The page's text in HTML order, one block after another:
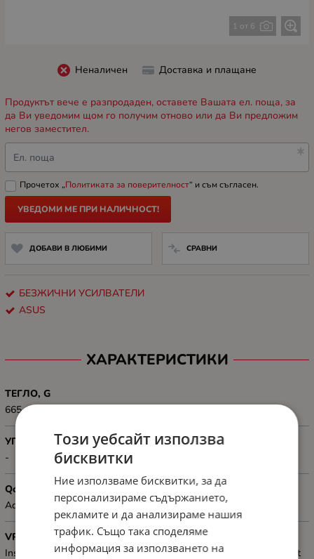
1 от 6
Неналичен Доставка и плащане
Продуктът вече е разпродаден, оставете Вашата ел. поща, за
да Ви уведомим щом го получим отново или да Ви предложим
негов заместител.
Ел. поща
Прочетох „Политиката за поверителност“ и съм съгласен.
УВЕДОМИ МЕ ПРИ НАЛИЧНОСТ!
ДОБАВИ В ЛЮБИМИ СРАВНИ
БЕЗЖИЧНИ УСИЛВАТЕЛИ
ASUS
ХАРАКТЕРИСТИКИ
ТЕГЛО, G
665 g
УПРАВЛЕНИЕ
-
QoS
Adaptive QoS, Traditional QoS
VPN (БРОЙ МРЕЖИ, СТАНДАРТИ)
Instant Guard, VPN Client L2TP, VPN Client Open VPN, VPN Client
Този уебсайт използва
бисквитки
Ние използваме бисквитки, за да
персонализираме съдържанието,
рекламите и да анализираме нашия
трафик. Също така споделяме
информация за използването на